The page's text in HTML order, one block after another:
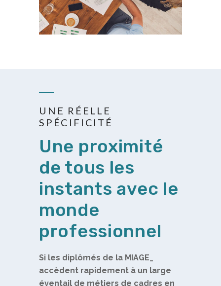
UNE RÉELLE
SPÉCIFICITÉ
Une proximité
de tous les
instants avec le
monde
professionnel
Si les diplômés de la MIAGE_
accèdent rapidement à un large
éventail de métiers de cadres en